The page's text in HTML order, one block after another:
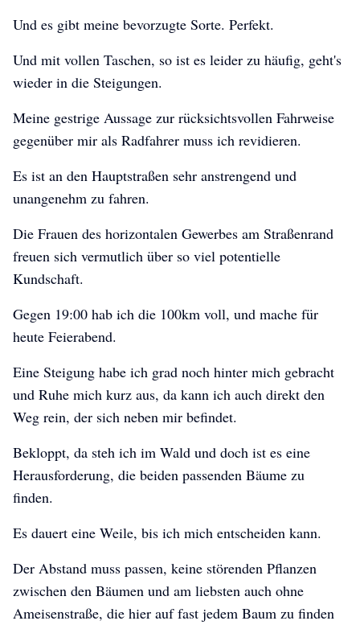
Und es gibt meine bevorzugte Sorte. Perfekt.
Und mit vollen Taschen, so ist es leider zu häufig, geht's
wieder in die Steigungen.
Meine gestrige Aussage zur rücksichtsvollen Fahrweise
gegenüber mir als Radfahrer muss ich revidieren.
Es ist an den Hauptstraßen sehr anstrengend und
unangenehm zu fahren.
Die Frauen des horizontalen Gewerbes am Straßenrand
freuen sich vermutlich über so viel potentielle
Kundschaft.
Gegen 19:00 hab ich die 100km voll, und mache für
heute Feierabend.
Eine Steigung habe ich grad noch hinter mich gebracht
und Ruhe mich kurz aus, da kann ich auch direkt den
Weg rein, der sich neben mir befindet.
Bekloppt, da steh ich im Wald und doch ist es eine
Herausforderung, die beiden passenden Bäume zu
finden.
Es dauert eine Weile, bis ich mich entscheiden kann.
Der Abstand muss passen, keine störenden Pflanzen
zwischen den Bäumen und am liebsten auch ohne
Ameisenstraße, die hier auf fast jedem Baum zu finden